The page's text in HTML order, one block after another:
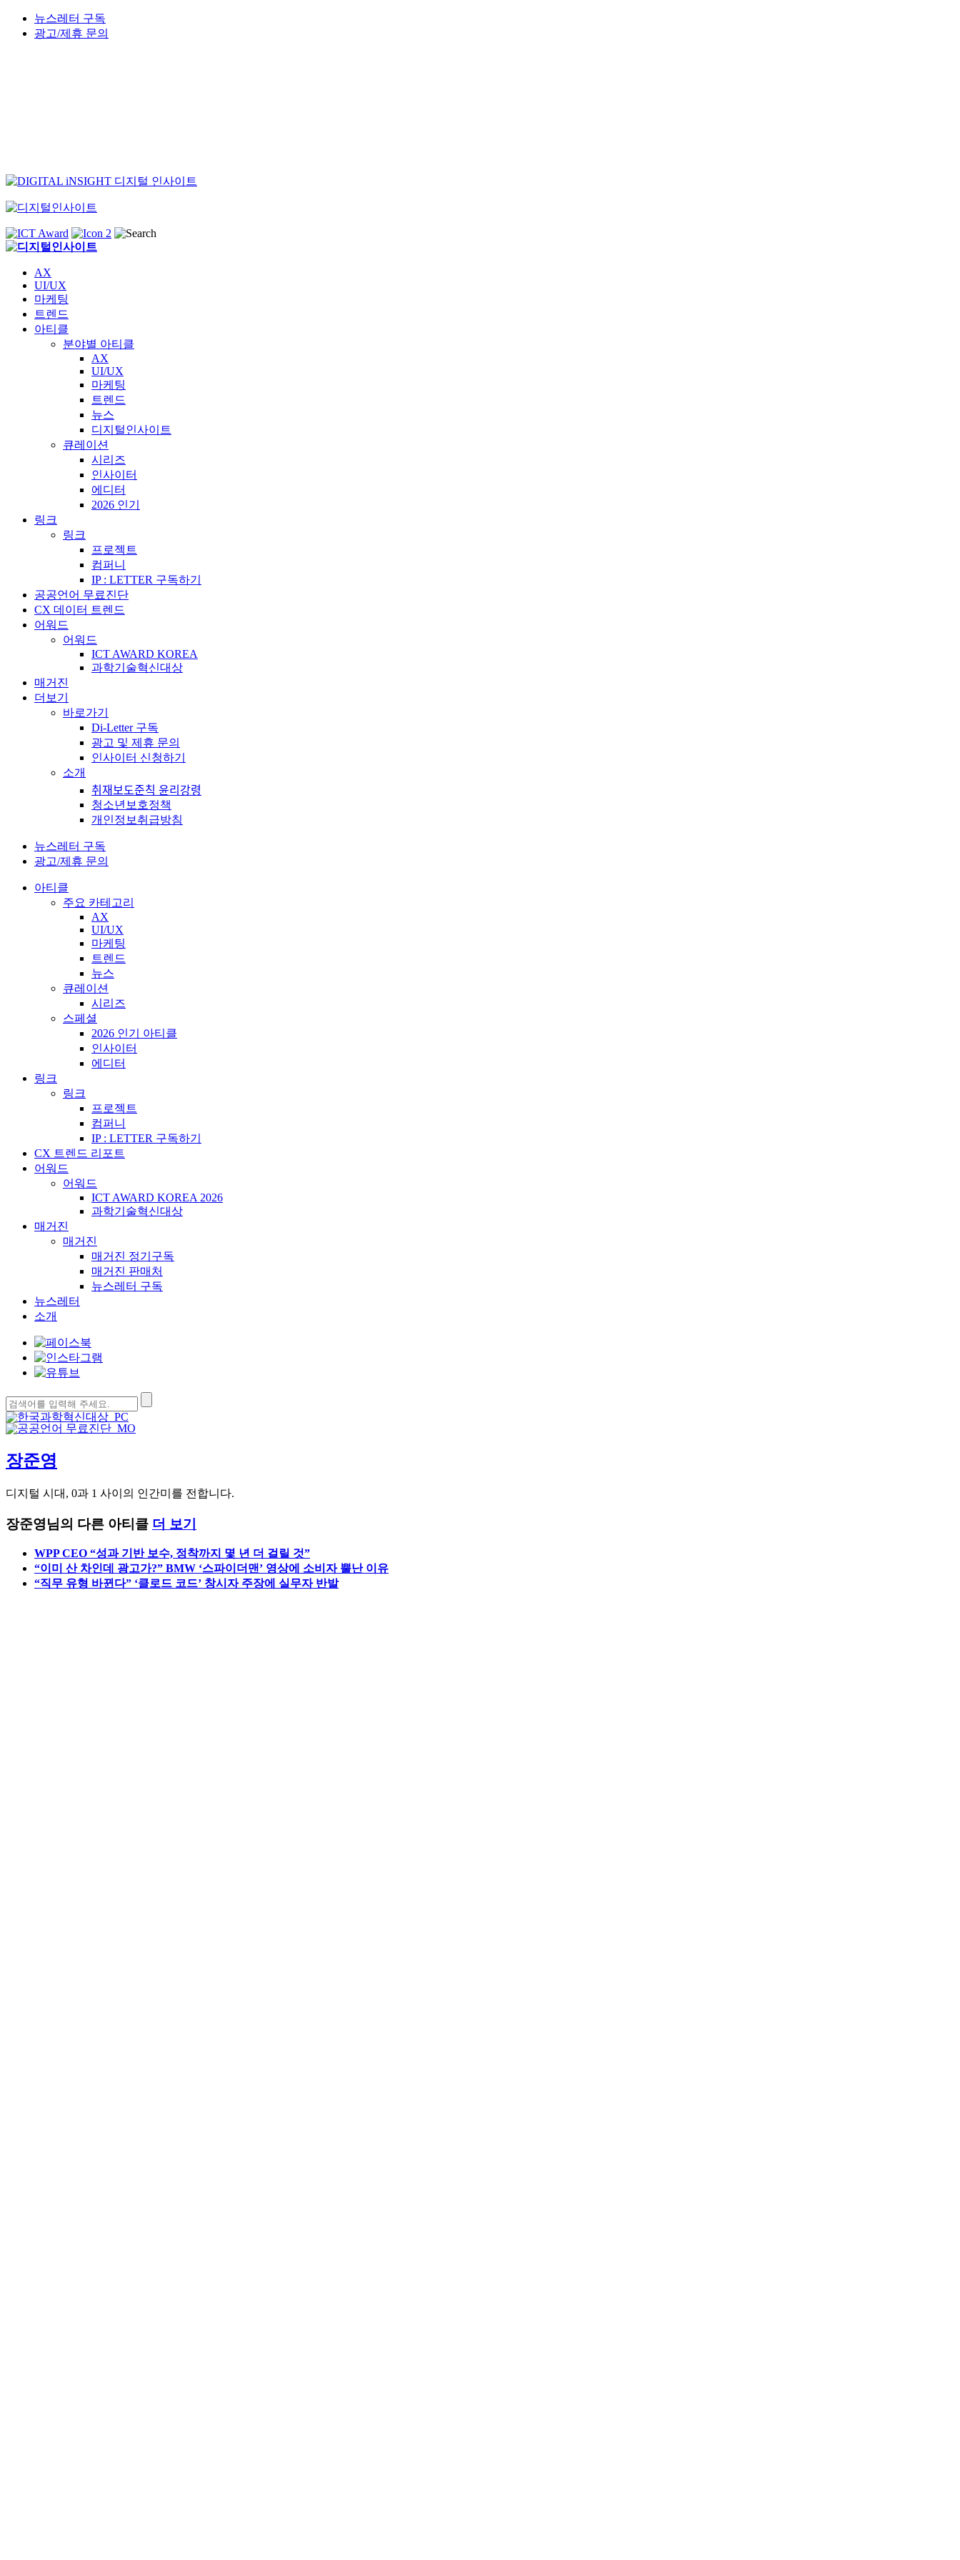
Skip
content
뉴스레터 구독
광고/제휴 문의
AX
UI/UX
마케팅
트렌드
아티클
분야별 아티클
AX
UI/UX
마케팅
트렌드
뉴스
디지털인사이트
큐레이션
시리즈
인사이터
에디터
2026 인기
링크
링크
프로젝트
컴퍼니
IP : LETTER 구독하기
공공언어 무료진단
CX 데이터 트렌드
어워드
어워드
ICT AWARD KOREA
과학기술혁신대상
매거진
더보기
바로가기
Di-Letter 구독
광고 및 제휴 문의
인사이터 신청하기
소개
취재보도준칙 윤리강령
청소년보호정책
개인정보취급방침
뉴스레터 구독
광고/제휴 문의
아티클
주요 카테고리
AX
UI/UX
마케팅
트렌드
뉴스
큐레이션
시리즈
스페셜
2026 인기 아티클
인사이터
에디터
링크
링크
프로젝트
컴퍼니
IP : LETTER 구독하기
CX 트렌드 리포트
어워드
어워드
ICT AWARD KOREA 2026
과학기술혁신대상
매거진
매거진
매거진 정기구독
매거진 판매처
뉴스레터 구독
뉴스레터
소개
검
색:
장준영
디지털 시대, 0과 1 사이의 인간미를 전합니다.
장준영님의 다른 아티클 더 보기
WPP CEO “성과 기반 보수, 정착까지 몇 년 더 걸릴 것”
“이미 산 차인데 광고가?” BMW ‘스파이더맨’ 영상에 소비자 뿔난 이유
“직무 유형 바뀐다” ‘클로드 코드’ 창시자 주장에 실무자 반발